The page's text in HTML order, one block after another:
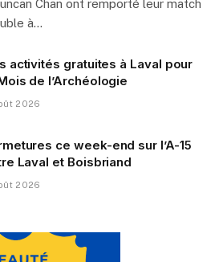
Chan ont remporté leur match
à…
activités gratuites à Laval pour
de l’Archéologie
2026
ce week-end sur l’A-15
Laval et Boisbriand
2026